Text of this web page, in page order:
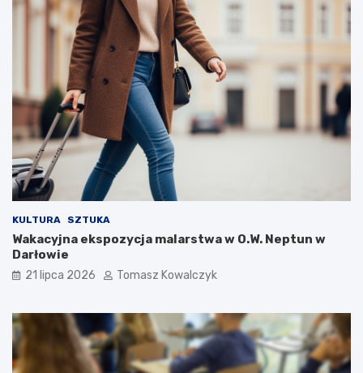
KULTURA SZTUKA
Wakacyjna ekspozycja malarstwa w O.W. Neptun w
Darłowie
21 lipca 2026 Tomasz Kowalczyk